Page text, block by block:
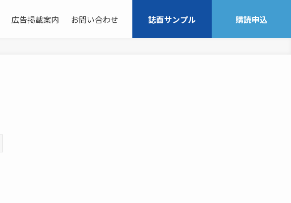
広告掲載案内 お問い合わせ 誌面サンプル 購読申込